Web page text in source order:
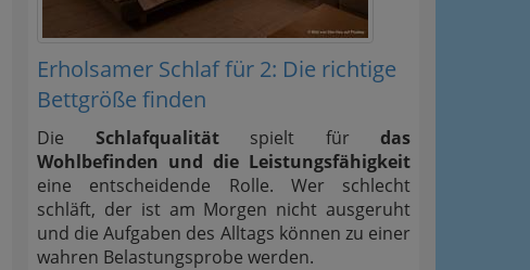
Erholsamer Schlaf für 2: Die richtige
Bettgröße finden
Die Schlafqualitätspielt für das
Wohlbefinden und die Leistungsfähigkeit
eine entscheidende Rolle. Wer schlecht
schläft, der ist am Morgen nicht ausgeruht
und die Aufgaben des Alltags können zu einer
wahren Belastungsprobe werden.